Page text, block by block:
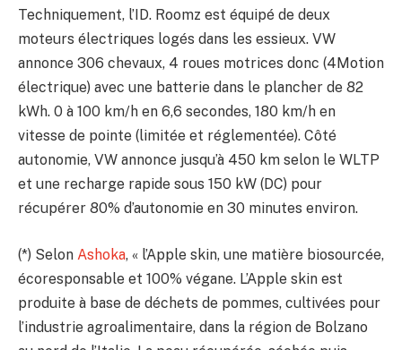
Techniquement, l’ID. Roomz est équipé de deux
moteurs électriques logés dans les essieux. VW
annonce 306 chevaux, 4 roues motrices donc (4Motion
électrique) avec une batterie dans le plancher de 82
kWh. 0 à 100 km/h en 6,6 secondes, 180 km/h en
vitesse de pointe (limitée et réglementée). Côté
autonomie, VW annonce jusqu’à 450 km selon le WLTP
et une recharge rapide sous 150 kW (DC) pour
récupérer 80% d’autonomie en 30 minutes environ.
(*) Selon Ashoka, « l’Apple skin, une matière biosourcée,
écoresponsable et 100% végane. L’Apple skin est
produite à base de déchets de pommes, cultivées pour
l’industrie agroalimentaire, dans la région de Bolzano